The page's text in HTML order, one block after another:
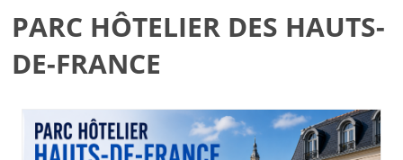
PARC HÔTELIER DES HAUTS-
DE-FRANCE